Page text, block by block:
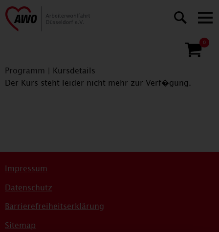
0
Programm
Kursdetails
Der Kurs steht leider nicht mehr zur Verf�gung.
Impressum
Datenschutz
Barrierefreiheitserklärung
Sitemap